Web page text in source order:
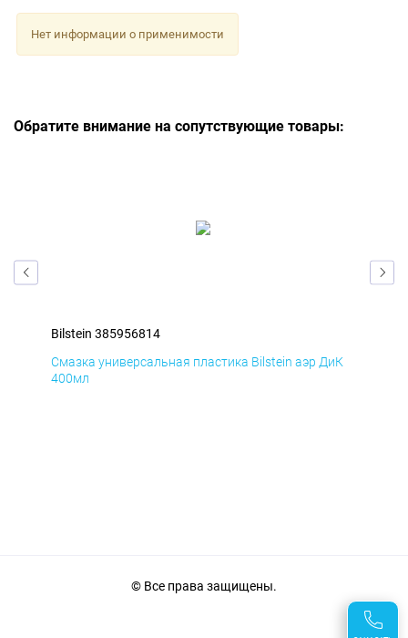
Нет информации о применимости
Обратите внимание на сопутствующие товары:
Bilstein 385956814
Смазка универсальная пластика Bilstein аэр ДиК
400мл
© Все права защищены.